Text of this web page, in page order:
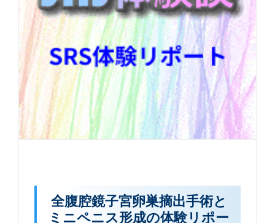
全腹腔鏡子宮卵巣摘出手術と
ミニペニス形成の体験リポー